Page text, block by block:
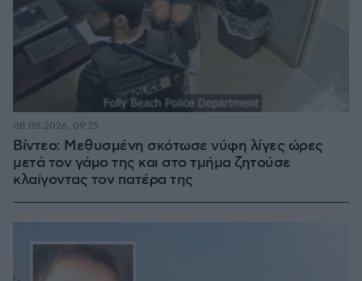
Βίντεο: Μεθυσμένη σκότωσε νύφη λίγες ώρες
μετά τον γάμο της και στο τμήμα ζητούσε
κλαίγοντας τον πατέρα της
08.08.2026, 09:25